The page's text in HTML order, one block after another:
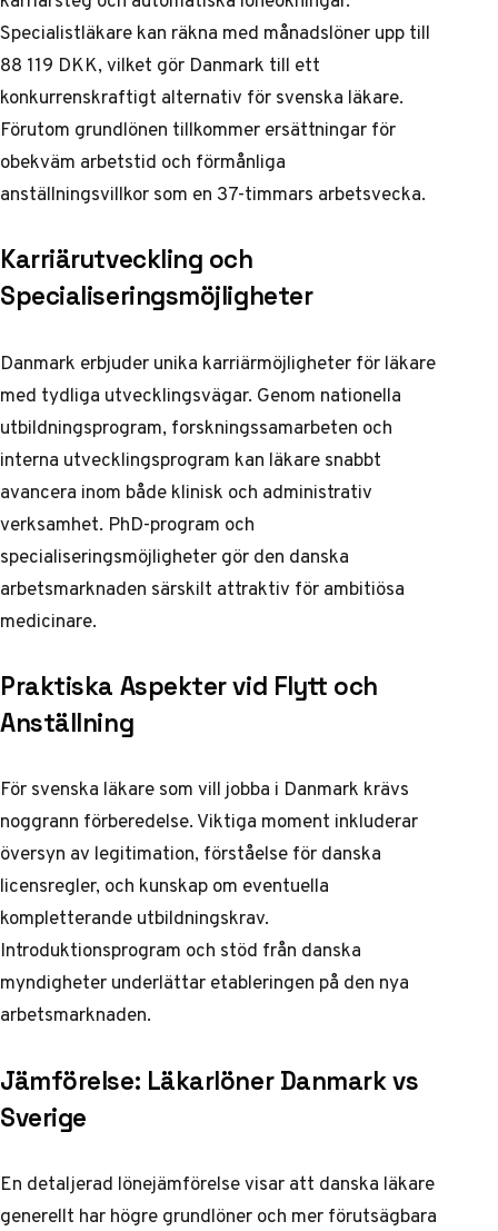
Specialistläkare kan räkna med månadslöner upp till
88 119 DKK, vilket gör Danmark till ett
konkurrenskraftigt alternativ för svenska läkare.
Förutom grundlönen tillkommer ersättningar för
obekväm arbetstid och förmånliga
anställningsvillkor som en 37-timmars arbetsvecka.
Karriärutveckling och
Specialiseringsmöjligheter
Danmark erbjuder unika karriärmöjligheter för läkare
med tydliga utvecklingsvägar. Genom nationella
utbildningsprogram, forskningssamarbeten och
interna utvecklingsprogram kan läkare snabbt
avancera inom både klinisk och administrativ
verksamhet. PhD-program och
specialiseringsmöjligheter gör den danska
arbetsmarknaden särskilt attraktiv för ambitiösa
medicinare.
Praktiska Aspekter vid Flytt och
Anställning
För svenska läkare som vill jobba i Danmark krävs
noggrann förberedelse. Viktiga moment inkluderar
översyn av legitimation, förståelse för danska
licensregler, och kunskap om eventuella
kompletterande utbildningskrav.
Introduktionsprogram och stöd från danska
myndigheter underlättar etableringen på den nya
arbetsmarknaden.
Jämförelse: Läkarlöner Danmark vs
Sverige
En detaljerad lönejämförelse visar att danska läkare
generellt har högre grundlöner och mer förutsägbara